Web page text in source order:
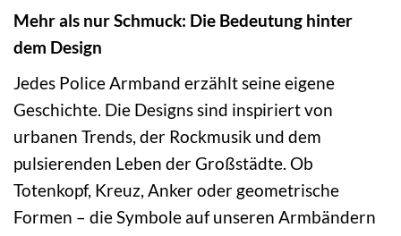
Mehr als nur Schmuck: Die Bedeutung hinter
dem Design
Jedes Police Armband erzählt seine eigene
Geschichte. Die Designs sind inspiriert von
urbanen Trends, der Rockmusik und dem
pulsierenden Leben der Großstädte. Ob
Totenkopf, Kreuz, Anker oder geometrische
Formen – die Symbole auf unseren Armbändern